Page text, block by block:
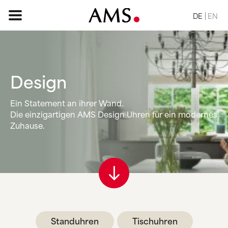
STARTSEITE
SORTIMENT
BASIC
VINTAGE
ANFRAGE
DE EN
Design
Ein Statement an ihrer Wand.
Die einzigartigen AMS Design Uhren für ein modernes
Zuhause.
Standuhren Tischuhren